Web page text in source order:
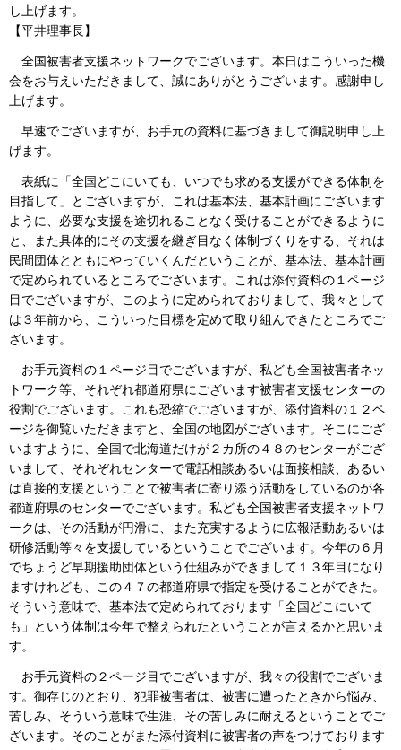
し上げます。
【平井理事長】
全国被害者支援ネットワークでございます。本日はこういった機
会をお与えいただきまして、誠にありがとうございます。感謝申し
上げます。
早速でございますが、お手元の資料に基づきまして御説明申し上
げます。
表紙に「全国どこにいても、いつでも求める支援ができる体制を
目指して」とございますが、これは基本法、基本計画にございます
ように、必要な支援を途切れることなく受けることができるように
と、また具体的にその支援を継ぎ目なく体制づくりをする、それは
民間団体とともにやっていくんだということが、基本法、基本計画
で定められているところでございます。これは添付資料の１ページ
目でございますが、このように定められておりまして、我々として
は３年前から、こういった目標を定めて取り組んできたところでご
ざいます。
お手元資料の１ページ目でございますが、私ども全国被害者ネッ
トワーク等、それぞれ都道府県にございます被害者支援センターの
役割でございます。これも恐縮でございますが、添付資料の１２ペ
ージを御覧いただきますと、全国の地図がございます。そこにござ
いますように、全国で北海道だけが２カ所の４８のセンターがござ
いまして、それぞれセンターで電話相談あるいは面接相談、あるい
は直接的支援ということで被害者に寄り添う活動をしているのが各
都道府県のセンターでございます。私ども全国被害者支援ネットワ
ークは、その活動が円滑に、また充実するように広報活動あるいは
研修活動等々を支援しているということでございます。今年の６月
でちょうど早期援助団体という仕組みができまして１３年目になり
ますけれども、この４７の都道府県で指定を受けることができた。
そういう意味で、基本法で定められております「全国どこにいて
も」という体制は今年で整えられたということが言えるかと思いま
す。
お手元資料の２ページ目でございますが、我々の役割でございま
す。御存じのとおり、犯罪被害者は、被害に遭ったときから悩み、
苦しみ、そういう意味で生涯、その苦しみに耐えるということでご
ざいます。そのことがまた添付資料に被害者の声をつけております